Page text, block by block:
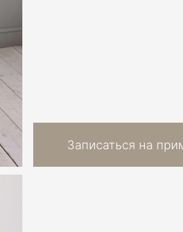
Записаться на